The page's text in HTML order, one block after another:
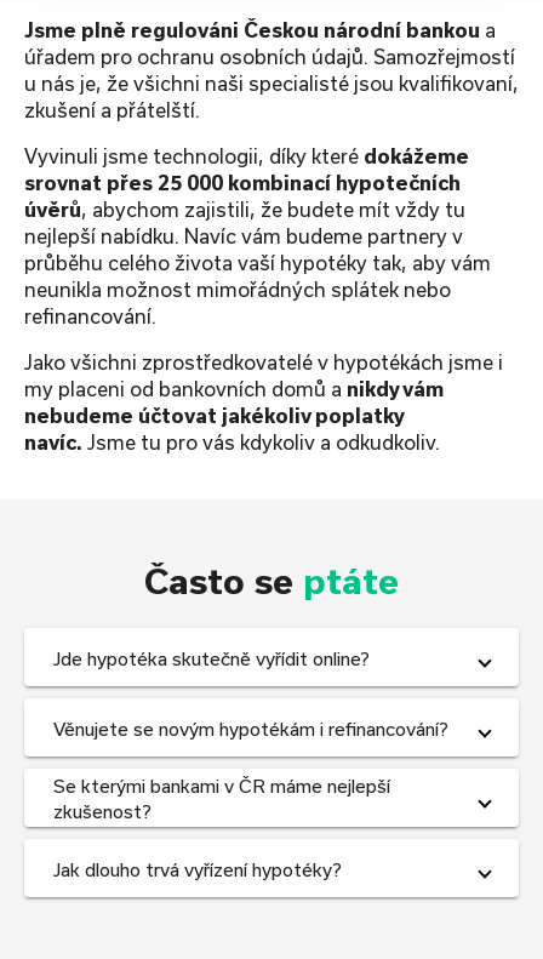
Jsme plně regulováni Českou národní bankou a
úřadem pro ochranu osobních údajů. Samozřejmostí
u nás je, že všichni naši specialisté jsou kvalifikovaní,
zkušení a přátelští.
Vyvinuli jsme technologii, díky které dokážeme
srovnat přes 25 000 kombinací hypotečních
úvěrů, abychom zajistili, že budete mít vždy tu
nejlepší nabídku. Navíc vám budeme partnery v
průběhu celého života vaší hypotéky tak, aby vám
neunikla možnost mimořádných splátek nebo
refinancování.
Jako všichni zprostředkovatelé v hypotékách jsme i
my placeni od bankovních domů a nikdy vám
nebudeme účtovat jakékoliv poplatky
navíc. Jsme tu pro vás kdykoliv a odkudkoliv.
Často se ptáte
Jde hypotéka skutečně vyřídit online?
Věnujete se novým hypotékám i refinancování?
Se kterými bankami v ČR máme nejlepší
zkušenost?
Jak dlouho trvá vyřízení hypotéky?